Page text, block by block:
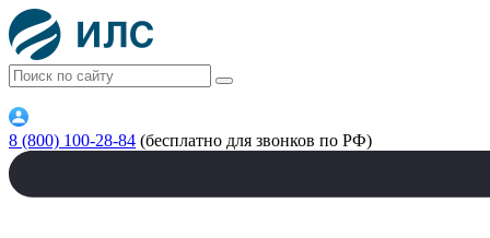
8 (800) 100-28-84 (бесплатно для звонков по РФ)